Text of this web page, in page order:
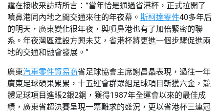
霆在接收采訪時所言：“當年恰是通過省港杯，正式拉開了
噴鼻港同內地之間交通來往的年夜幕。 斯柯達零件40多年后
的明天，廣東變化很年夜，與噴鼻港也有了加倍緊密的聯
系。年夜灣區建設方興未艾，省港杯將更進一個步驟促進兩
地的交通和融會發展。”
廣東汽車零件貿易商省足球協會主席謝昌晶表現，過往一年
廣東足球碩果累累，十五運會群眾組足球項目斬獲六金，競
體足球項目進賬2銀2銅，獲得1987年全運會以來的最佳成
績，廣東省超決賽呈現一票難求的盛況，更以省港杯三連冠